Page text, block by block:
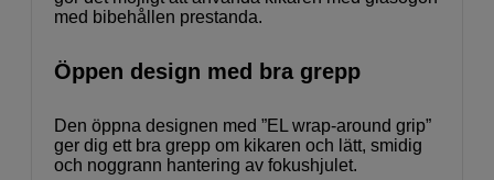
med bibehållen prestanda.
Öppen design med bra grepp
Den öppna designen med ”EL wrap-around grip”
ger dig ett bra grepp om kikaren och lätt, smidig
och noggrann hantering av fokushjulet.